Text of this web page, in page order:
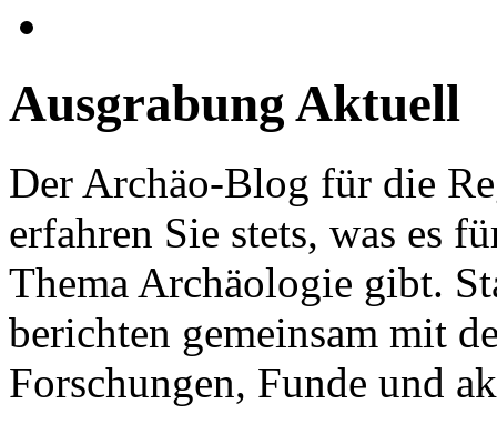
Ausgrabung Aktuell
Der Archäo-Blog für die
erfahren Sie stets, was es
Thema Archäologie gibt.
berichten gemeinsam mit
Forschungen, Funde und